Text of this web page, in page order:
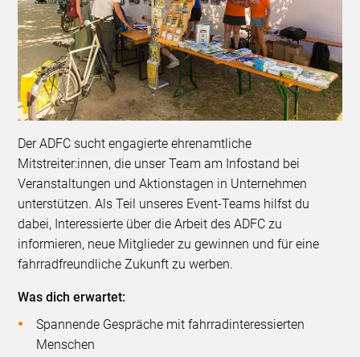
Der ADFC sucht engagierte ehrenamtliche
Mitstreiter:innen, die unser Team am Infostand bei
Veranstaltungen und Aktionstagen in Unternehmen
unterstützen. Als Teil unseres Event-Teams hilfst du
dabei, Interessierte über die Arbeit des ADFC zu
informieren, neue Mitglieder zu gewinnen und für eine
fahrradfreundliche Zukunft zu werben.
Was dich erwartet:
Spannende Gespräche mit fahrradinteressierten
Menschen